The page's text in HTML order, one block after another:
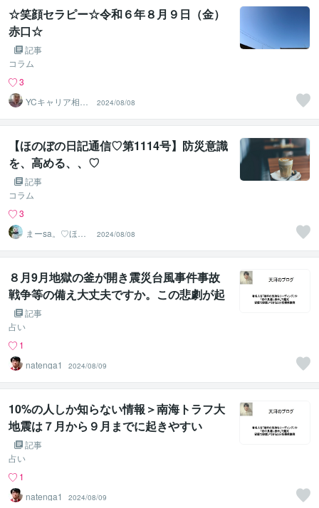
☆笑顔セラピー☆令和６年８月９日（金）
赤口☆
記事
コラム
3
YCキャリア相談
2024/08/08
【ほのぼの日記通信♡第1114号】防災意識
を、高める、、♡
記事
コラム
3
まーsa。♡ほの
ぼのブログ毎日
配信♡
2024/08/08
８月9月地獄の釜が開き震災台風事件事故
戦争等の備え大丈夫ですか。この悲劇が起
きやすい日付に特徴ある
記事
占い
1
natenga1
2024/08/09
10%の人しか知らない情報＞南海トラフ大
地震は７月から９月までに起きやすい
記事
占い
1
natenga1
2024/08/09